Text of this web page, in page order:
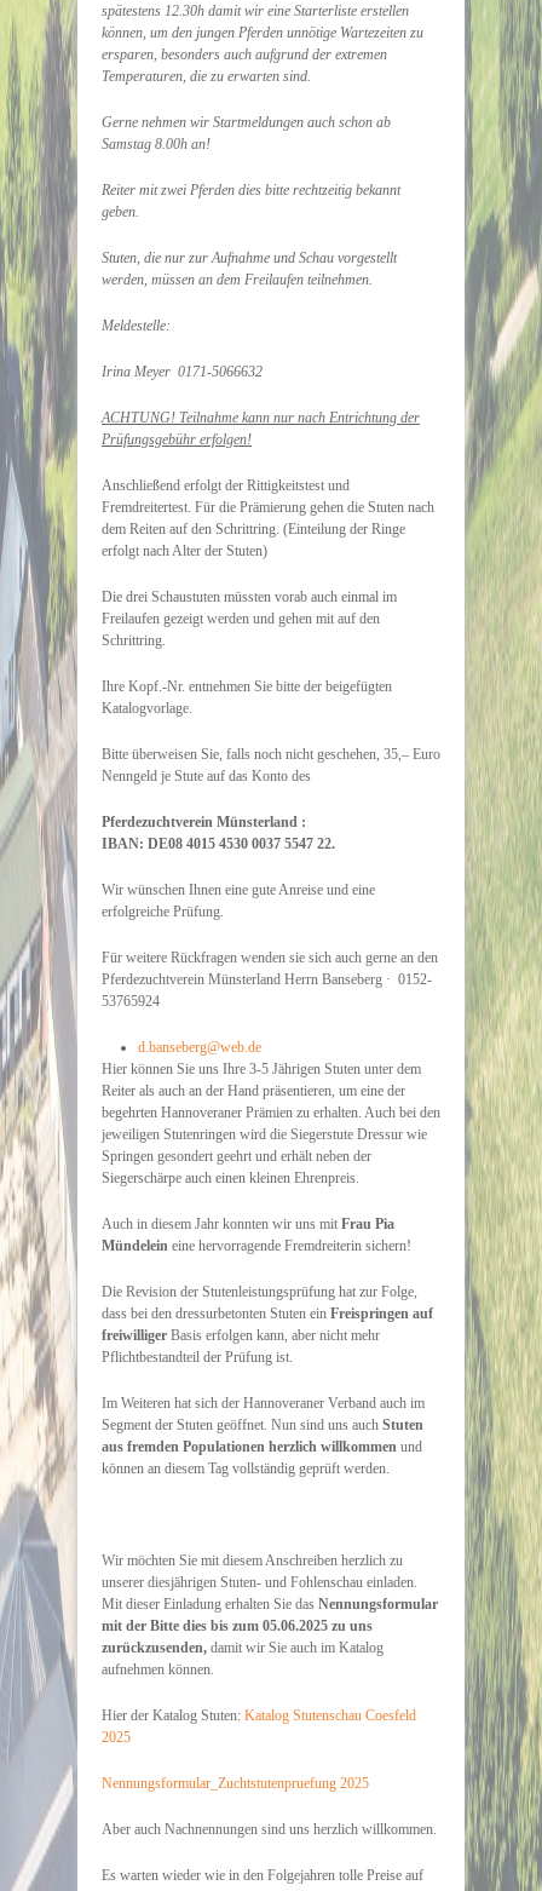
spätestens 12.30h damit wir eine Starterliste erstellen
können, um den jungen Pferden unnötige Wartezeiten zu
ersparen, besonders auch aufgrund der extremen
Temperaturen, die zu erwarten sind.
Gerne nehmen wir Startmeldungen auch schon ab
Samstag 8.00h an!
Reiter mit zwei Pferden dies bitte rechtzeitig bekannt
geben.
Stuten, die nur zur Aufnahme und Schau vorgestellt
werden, müssen an dem Freilaufen teilnehmen.
Meldestelle:
Irina Meyer 0171-5066632
ACHTUNG! Teilnahme kann nur nach Entrichtung der
Prüfungsgebühr erfolgen!
Anschließend erfolgt der Rittigkeitstest und
Fremdreitertest. Für die Prämierung gehen die Stuten nach
dem Reiten auf den Schrittring. (Einteilung der Ringe
erfolgt nach Alter der Stuten)
Die drei Schaustuten müssten vorab auch einmal im
Freilaufen gezeigt werden und gehen mit auf den
Schrittring.
Ihre Kopf.-Nr. entnehmen Sie bitte der beigefügten
Katalogvorlage.
Bitte überweisen Sie, falls noch nicht geschehen, 35,– Euro
Nenngeld je Stute auf das Konto des
Pferdezuchtverein Münsterland :
IBAN: DE08 4015 4530 0037 5547 22.
Wir wünschen Ihnen eine gute Anreise und eine
erfolgreiche Prüfung.
Für weitere Rückfragen wenden sie sich auch gerne an den
Pferdezuchtverein Münsterland Herrn Banseberg · 0152-
53765924
d.banseberg@web.de
Hier können Sie uns Ihre 3-5 Jährigen Stuten unter dem
Reiter als auch an der Hand präsentieren, um eine der
begehrten Hannoveraner Prämien zu erhalten. Auch bei den
jeweiligen Stutenringen wird die Siegerstute Dressur wie
Springen gesondert geehrt und erhält neben der
Siegerschärpe auch einen kleinen Ehrenpreis.
Auch in diesem Jahr konnten wir uns mit Frau Pia
Mündelein eine hervorragende Fremdreiterin sichern!
Die Revision der Stutenleistungsprüfung hat zur Folge,
dass bei den dressurbetonten Stuten ein Freispringen auf
freiwilliger Basis erfolgen kann, aber nicht mehr
Pflichtbestandteil der Prüfung ist.
Im Weiteren hat sich der Hannoveraner Verband auch im
Segment der Stuten geöffnet. Nun sind uns auch Stuten
aus fremden Populationen herzlich willkommen und
können an diesem Tag vollständig geprüft werden.
Wir möchten Sie mit diesem Anschreiben herzlich zu
unserer diesjährigen Stuten- und Fohlenschau einladen.
Mit dieser Einladung erhalten Sie das Nennungsformular
mit der Bitte dies bis zum 05.06.2025 zu uns
zurückzusenden, damit wir Sie auch im Katalog
aufnehmen können.
Hier der Katalog Stuten: Katalog Stutenschau Coesfeld
2025
Nennungsformular_Zuchtstutenpruefung 2025
Aber auch Nachnennungen sind uns herzlich willkommen.
Es warten wieder wie in den Folgejahren tolle Preise auf